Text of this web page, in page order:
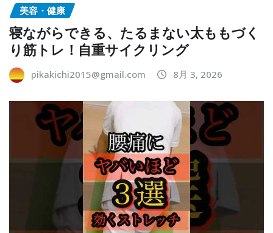
美容・健康
寝ながらできる、たるまない太ももづく
り筋トレ！自重サイクリング
pikakichi2015@gmail.com 8月 3, 2026